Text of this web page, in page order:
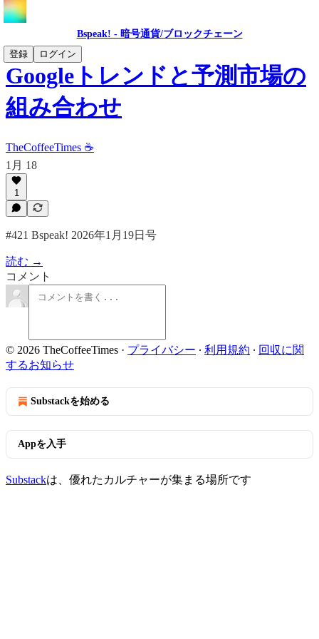
Bspeak! - 暗号通貨/ブロックチェーン
登録
ログイン
Googleトレンドと予測市場の
組み合わせ
TheCoffeeTimes ☕
1月 18
1
#421 Bspeak! 2026年1月19日号
読む →
コメント
© 2026 TheCoffeeTimes · プライバシー ∙ 利用規約 ∙ 回収に関
するお知らせ
Substackを始める
Appを入手
Substackは、優れたカルチャーが集まる場所です